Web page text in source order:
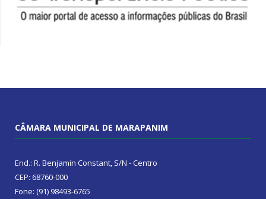
CÂMARA MUNICIPAL DE MARAPANIM
End.: R. Benjamin Constant, S/N - Centro
CEP: 68760-000
Fone: (91) 98493-6765